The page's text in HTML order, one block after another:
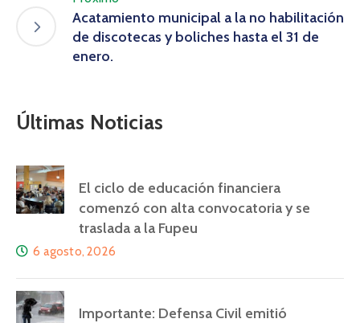
Acatamiento municipal a la no habilitación
de discotecas y boliches hasta el 31 de
enero.
Últimas Noticias
El ciclo de educación financiera
comenzó con alta convocatoria y se
traslada a la Fupeu
6 agosto, 2026
Importante: Defensa Civil emitió